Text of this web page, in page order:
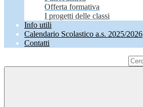
Offerta formativa
I progetti delle classi
Info utili
Calendario Scolastico a.s. 2025/2026
Contatti